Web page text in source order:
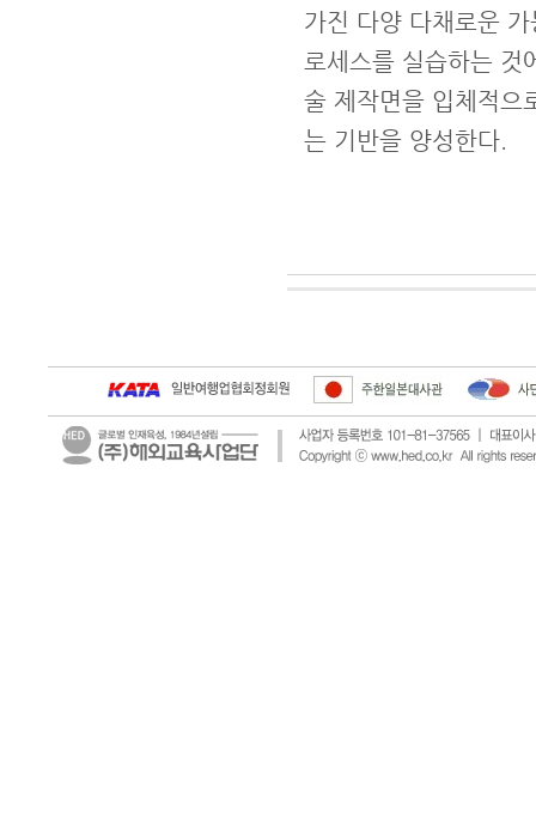
가진 다양 다채로운
로세스를 실습하는 것
술 제작면을 입체적으
는 기반을 양성한다.